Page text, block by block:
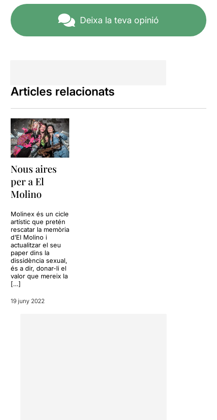
Deixa la teva opinió
Articles relacionats
Nous aires
per a El
Molino
Molinex és un cicle
artístic que pretén
rescatar la memòria
d’El Molino i
actualitzar el seu
paper dins la
dissidència sexual,
és a dir, donar-li el
valor que mereix la
[…]
19 juny 2022